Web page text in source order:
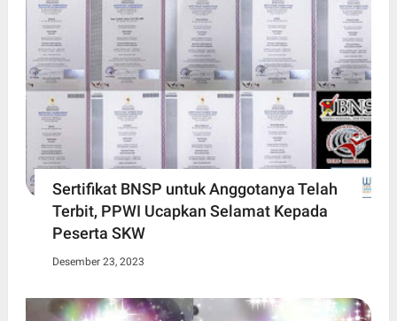
Sertifikat BNSP untuk Anggotanya Telah
Terbit, PPWI Ucapkan Selamat Kepada
Peserta SKW
Desember 23, 2023